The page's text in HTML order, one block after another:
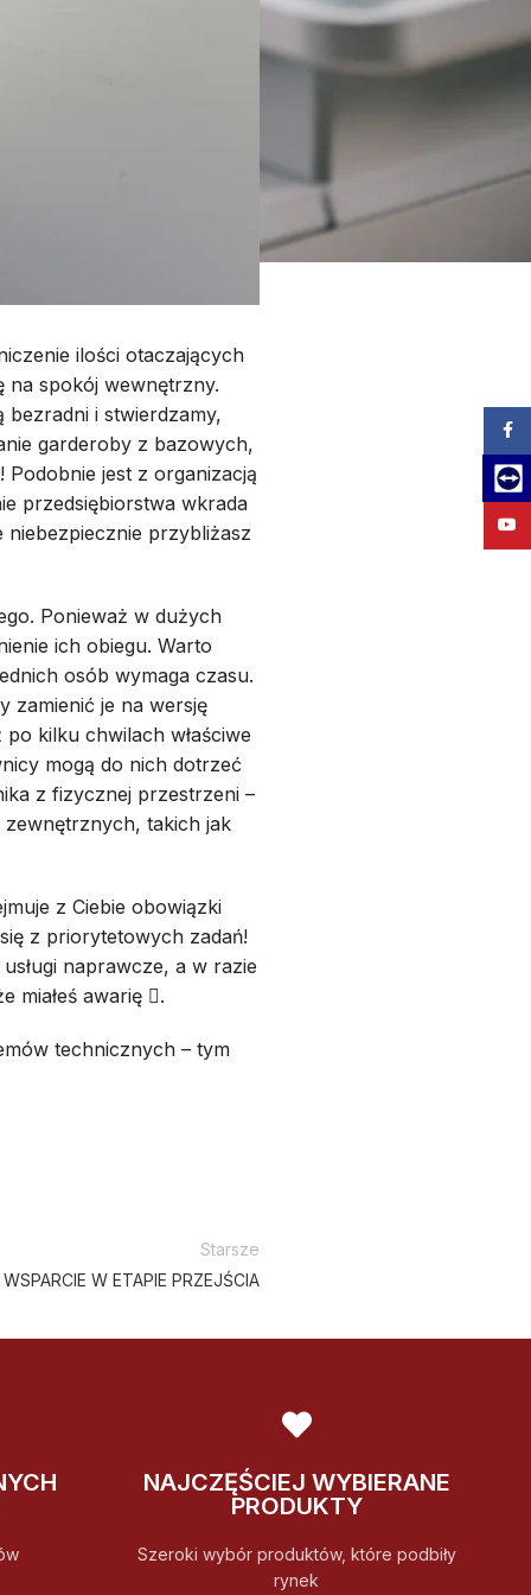
ilości otaczających
na spokój wewnętrzny.
bezradni i stwierdzamy,
garderoby z bazowych,
jest z organizacją
przedsiębiorstwa wkrada
przybliżasz
Ponieważ w dużych
ich obiegu. Warto
osób wymaga czasu.
zamienić je na wersję
kilku chwilach właściwe
mogą do nich dotrzeć
z fizycznej przestrzeni –
takich jak
z Ciebie obowiązki
z priorytetowych zadań!
naprawcze, a w razie
miałeś awarię .
technicznych – tym
Starsze
WSPARCIE W ETAPIE PRZEJŚCIA
NAJCZĘŚCIEJ WYBIERANE
PRODUKTY
Szeroki wybór produktów, które podbiły
rynek